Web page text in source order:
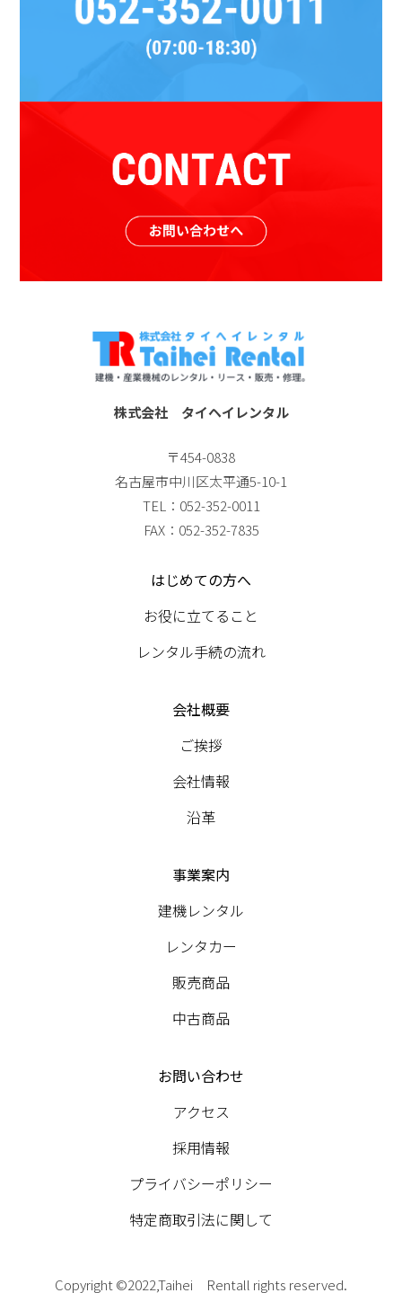
株式会社 タイヘイレンタル
〒454-0838
名古屋市中川区太平通5-10-1
TEL：052-352-0011
FAX：052-352-7835
はじめての方へ
お役に立てること
レンタル手続の流れ
会社概要
ご挨拶
会社情報
沿革
事業案内
建機レンタル
レンタカー
販売商品
中古商品
お問い合わせ
アクセス
採用情報
プライバシーポリシー
特定商取引法に関して
Copyright ©2022,Taihei Rentall rights reserved.